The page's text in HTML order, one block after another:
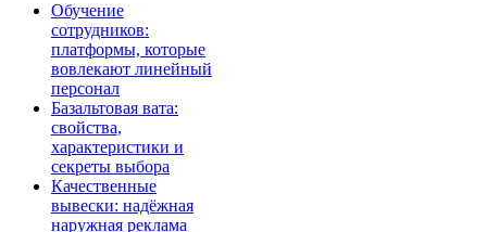
Обучение
сотрудников:
платформы, которые
вовлекают линейный
персонал
Базальтовая вата:
свойства,
характеристики и
секреты выбора
Качественные
вывески: надёжная
наружная реклама